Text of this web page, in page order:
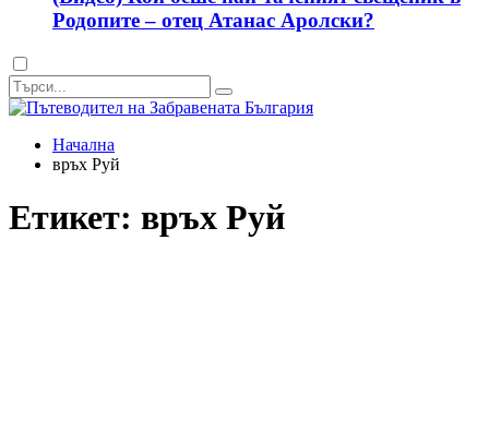
Родопите – отец Атанас Аролски?
Dark
mode
Начална
връх Руй
Етикет: връх Руй